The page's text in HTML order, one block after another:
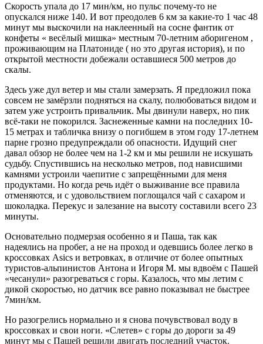
Скорость упала до 17 мин/км, но пульс почему-то не
опускался ниже 140. И вот преодолев 6 км за какие-то 1 час 48
минут мы выскочили на наклеенный на сосне фантик от
конфеты « весёлый мишка» местным 70-летним аборигеном ,
проживающим на Платониде ( но это другая история), и по
открытой местности добежали оставшиеся 500 метров до
скалы.
Здесь уже дул ветер и мы стали замерзать. Я предложил пока
совсем не замёрзли подняться на скалу, полюбоваться видом и
затем уже устроить привальчик. Мы двинули наверх, но пик
всё-таки не покорился. Заснеженные камни на последних 10-
15 метрах и табличка внизу о погибшем в этом году 17-летнем
парне грозно предупреждали об опасности. Идущий снег
давал обзор не более чем на 1-2 км и мы решили не искушать
судьбу. Спустившись на несколько метров, под нависшими
камнями устроили чаепитие с запрещёнными для меня
продуктами. Но когда речь идёт о выживание все правила
отменяются, и с удовольствием поглощался чай с сахаром и
шоколадка. Перекус и залезание на высоту составили всего 23
минуты.
Основательно подмерзая особенно я и Паша, так как
надеялись на пробег, а не на проход и одевшись более легко в
кроссовках Asics и ветровках, в отличие от более опытных
туристов-альпинистов Антона и Игоря М. мы вдвоём с Пашей
«чесанули» разогреваться с горы. Казалось, что мы летим с
дикой скоростью, но датчик все равно показывал не быстрее
7мин/км.
Но разогрелись нормально и я снова почувствовал воду в
кроссовках и свои ноги. «Слетев» с горы до дороги за 49
минут мы с Пашей решили двигать последний участок.